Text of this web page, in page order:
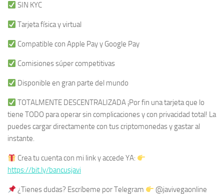
SIN KYC
Tarjeta física y virtual
Compatible con Apple Pay y Google Pay
Comisiones súper competitivas
Disponible en gran parte del mundo
TOTALMENTE DESCENTRALIZADA ¡Por fin una tarjeta que lo
tiene TODO para operar sin complicaciones y con privacidad total! La
puedes cargar directamente con tus criptomonedas y gastar al
instante.
Crea tu cuenta con mi link y accede YA:
https://bit.ly/bancusjavi
¿Tienes dudas? Escríbeme por Telegram @javivegaonline